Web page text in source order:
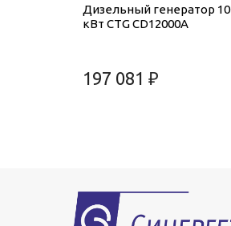
Дизельный генератор 10
кВт CTG CD12000A
197 081 ₽